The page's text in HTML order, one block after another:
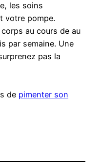
les soins
votre pompe.
au cours de au
par semaine. Une
pas la
de pimenter son